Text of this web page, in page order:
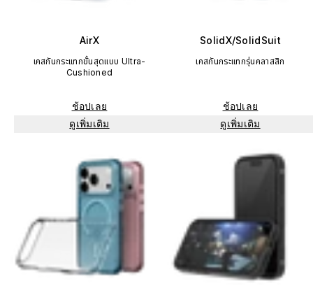
AirX
เคสกันกระแทกขั้นสุดแบบ Ultra-
Cushioned
ช้อปเลย
ดูเพิ่มเติม
SolidX/SolidSuit
เคสกันกระแทกรุ่นคลาสสิก
ช้อปเลย
ดูเพิ่มเติม